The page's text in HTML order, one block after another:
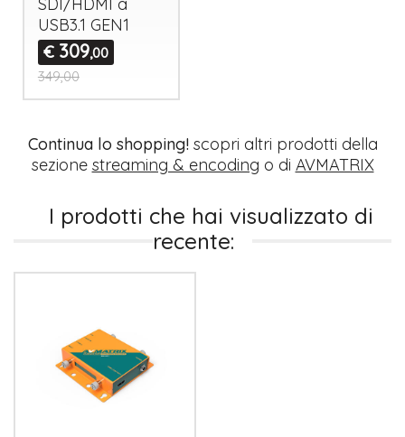
USB3.1 GEN1
€ 309,00
349,00
Continua lo shopping!scopri altri prodotti della
sezione streaming & encoding o di AVMATRIX
I prodotti che hai visualizzato di
recente: